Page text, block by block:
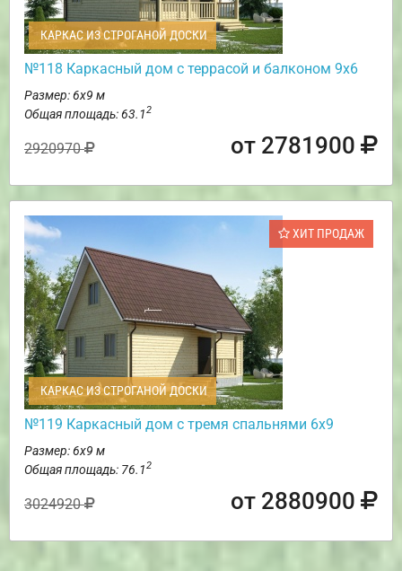
КАРКАС ИЗ СТРОГАНОЙ ДОСКИ
№118 Каркасный дом с террасой и балконом 9х6
Размер: 6х9 м
Общая площадь: 63.12
2920970 от 2781900
ХИТ ПРОДАЖ
КАРКАС ИЗ СТРОГАНОЙ ДОСКИ
№119 Каркасный дом с тремя спальнями 6х9
Размер: 6х9 м
Общая площадь: 76.12
3024920 от 2880900